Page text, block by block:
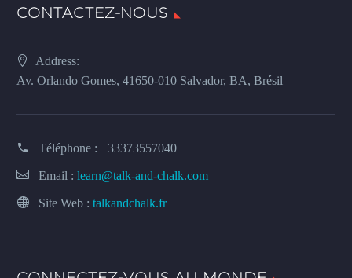
CONTACTEZ-NOUS
Address:
Av. Orlando Gomes, 41650-010 Salvador, BA, Brésil
Téléphone : +33373557040
Email : learn@talk-and-chalk.com
Site Web : talkandchalk.fr